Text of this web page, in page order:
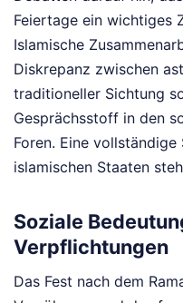
Feiertage ein wichtiges
Islamische
Diskrepanz zwischen
traditioneller Sichtung
Gesprächsstoff in den
Foren. Eine
islamischen Staaten
Soziale
Verpflichtungen
Das Fest nach dem